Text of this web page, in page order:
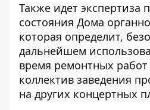
Также идет экспертиза
состояния Дома
которая определит,
дальнейшем
время ремонтных
коллектив заведения
на других концертных